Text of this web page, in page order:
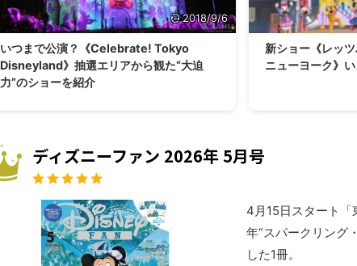
2018/9/6
いつまで公演？《Celebrate! Tokyo
Disneyland》抽選エリアから観た“大迫
力”のショーを紹介
新ショー《レッ
ニューヨーク》
ディズニーファン 2026年 5月号
4月15日スタート
年“スパークリング
した1冊。